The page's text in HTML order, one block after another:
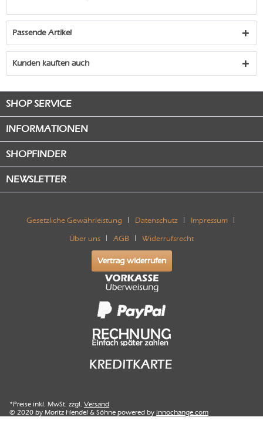
Passende Artikel
Kunden kauften auch
SHOP SERVICE
INFORMATIONEN
SHOPFINDER
NEWSLETTER
Gesetzliche Gewährleistung Datenschutz Impressum
Über uns AGB Widerrufsrecht
Vertrag widerrufen
*Preise inkl. MwSt. zzgl. Versand
© 2020 by Moritz Hendel & Söhne powered by innochange.com